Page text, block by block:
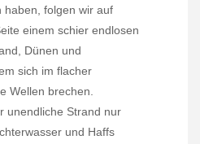
haben, folgen wir auf
einem schier endlosen
Dünen und
sich im flacher
Wellen brechen.
unendliche Strand nur
und Haffs